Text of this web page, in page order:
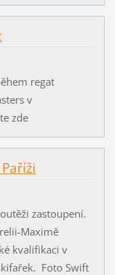
regat
v
zde
zastoupení.
Maximě
kvalifikaci v
Foto Swift